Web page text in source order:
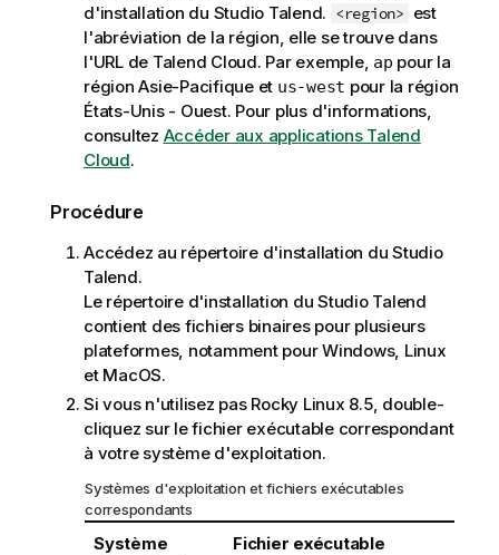
d'installation du Studio Talend. <region> est
l'abréviation de la région, elle se trouve dans
l'URL de Talend Cloud. Par exemple, ap pour la
région Asie-Pacifique et us-west pour la région
États-Unis - Ouest. Pour plus d'informations,
consultez Accéder aux applications Talend
Cloud.
Procédure
Accédez au répertoire d'installation du Studio
Talend.
Le répertoire d'installation du Studio Talend
contient des fichiers binaires pour plusieurs
plateformes, notamment pour Windows, Linux
et MacOS.
Si vous n'utilisez pas Rocky Linux 8.5, double-
cliquez sur le fichier exécutable correspondant
à votre système d'exploitation.
Systèmes d'exploitation et fichiers exécutables
correspondants
Système
Fichier exécutable